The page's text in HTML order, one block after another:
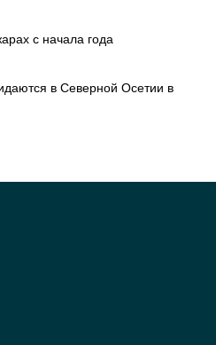
с начала года
в Северной Осетии в